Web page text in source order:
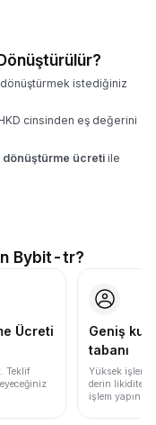
dönüştürmek istediğiniz
cinsinden eş değerini
dönüştürme ücretiile
Bybit-tr?
Ücreti
Teklif
Geniş
tabanı
Yüksek işlem
derin likidite
işlem yapın.